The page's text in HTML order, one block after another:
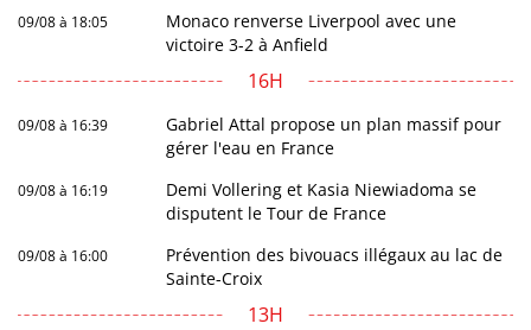
09/08 à 18:05
Monaco renverse Liverpool avec une
victoire 3-2 à Anfield
16H
09/08 à 16:39
Gabriel Attal propose un plan massif pour
gérer l'eau en France
09/08 à 16:19
Demi Vollering et Kasia Niewiadoma se
disputent le Tour de France
09/08 à 16:00
Prévention des bivouacs illégaux au lac de
Sainte-Croix
13H